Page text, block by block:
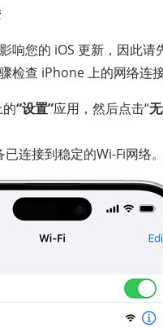
响您的 iOS 更新，因此请
检查 iPhone 上的网络连
“设置”应用，然后点击“
连接到稳定的Wi-Fi网络。